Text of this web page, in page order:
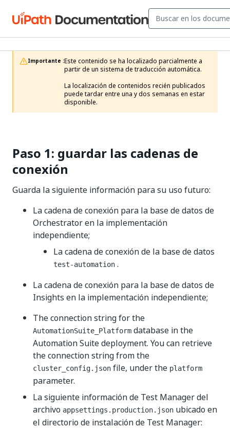
Importante :Este contenido se ha localizado parcialmente a
partir de un sistema de traducción automática.
La localización de contenidos recién publicados
puede tardar entre una y dos semanas en estar
disponible.
Paso 1: guardar las cadenas de
conexión
Guarda la siguiente información para su uso futuro:
La cadena de conexión para la base de datos de
Orchestrator en la implementación
independiente;
La cadena de conexión de la base de datos
test-automation .
La cadena de conexión para la base de datos de
Insights en la implementación independiente;
The connection string for the
AutomationSuite_Platform database in the
Automation Suite deployment. You can retrieve
the connection string from the
cluster_config.json file, under the platform
parameter.
La siguiente información de Test Manager del
archivo appsettings.production.json ubicado en
el directorio de instalación de Test Manager: